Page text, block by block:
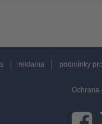
reklama podmínky
Ochrana